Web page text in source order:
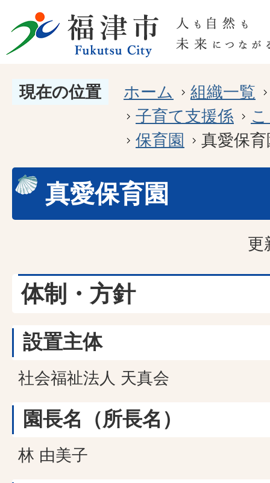
現在の位置 ホーム
組織一覧
子育て支援係
保育園
真愛保
真愛保育園
更
体制・方針
設置主体
社会福祉法人 天真会
園長名（所長名）
林 由美子